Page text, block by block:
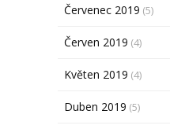
Červenec 2019 (5)
Červen 2019 (4)
Květen 2019 (4)
Duben 2019 (5)